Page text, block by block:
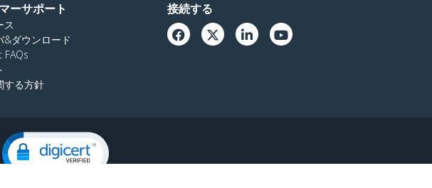
ーサポート
ス
&ダウンロード
する方針
接続する